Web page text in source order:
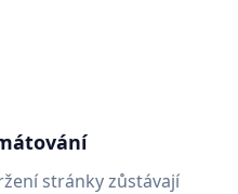
stránky zůstávají